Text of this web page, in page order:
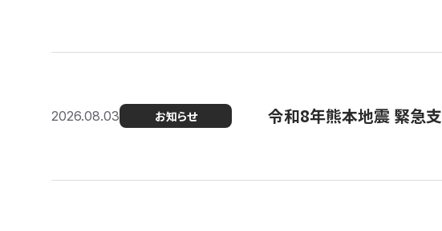
2026.08.03 お知らせ 令和8年熊本地震 緊急